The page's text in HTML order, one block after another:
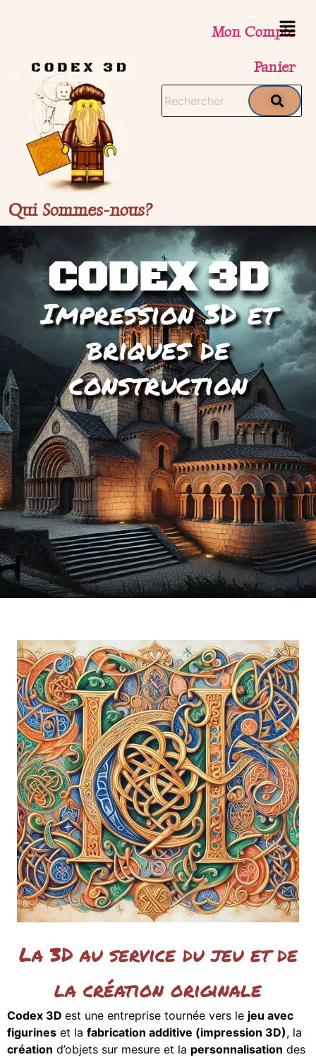
Qui Sommes-nous?
Mon Compte
Panier
CODEX 3D
Impression 3D et
briques de
construction
La 3D au service du jeu et de
la création originale
Codex 3D est une entreprise tournée vers le jeu avec
figurines et la fabrication additive (impression 3D), la
création d’objets sur mesure et la personnalisation des